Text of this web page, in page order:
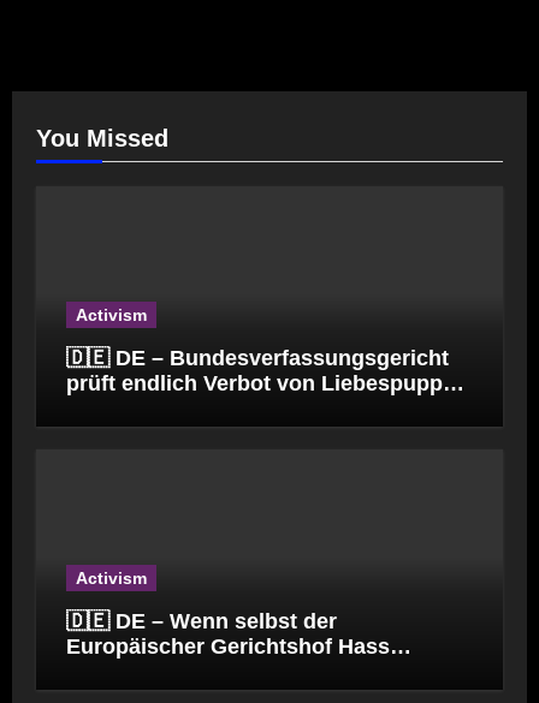
You Missed
Activism
🇩🇪 DE – Bundesverfassungsgericht
prüft endlich Verbot von Liebespuppen
Activism
🇩🇪 DE – Wenn selbst der
Europäischer Gerichtshof Hass